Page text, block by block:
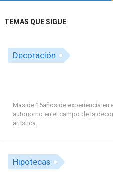
TEMAS QUE SIGUE
Decoración
Mas de 15años de experiencia
autonomo en el campo de la
artistica.
Hipotecas